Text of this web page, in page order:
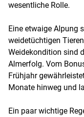
wesentliche Rolle.
Eine etwaige Alpung
weidetüchtigen
Weidekondition sind
Almerfolg. Vom
Frühjahr
Monate hinweg und
Ein paar wichtige